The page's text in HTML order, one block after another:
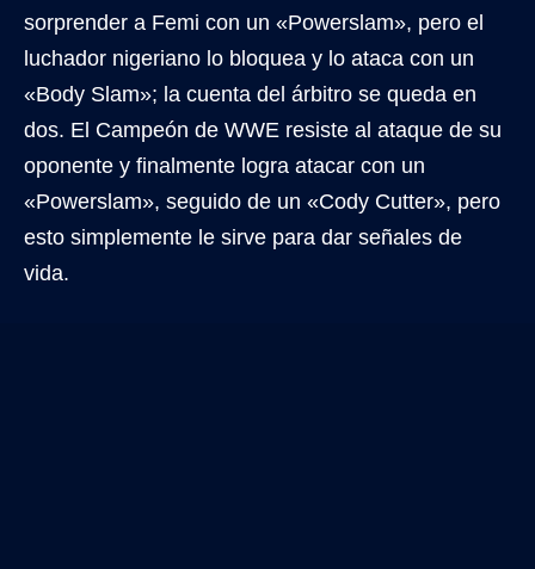
sorprender a Femi con un «Powerslam», pero el
luchador nigeriano lo bloquea y lo ataca con un
«Body Slam»; la cuenta del árbitro se queda en
dos. El Campeón de WWE resiste al ataque de su
oponente y finalmente logra atacar con un
«Powerslam», seguido de un «Cody Cutter», pero
esto simplemente le sirve para dar señales de
vida.